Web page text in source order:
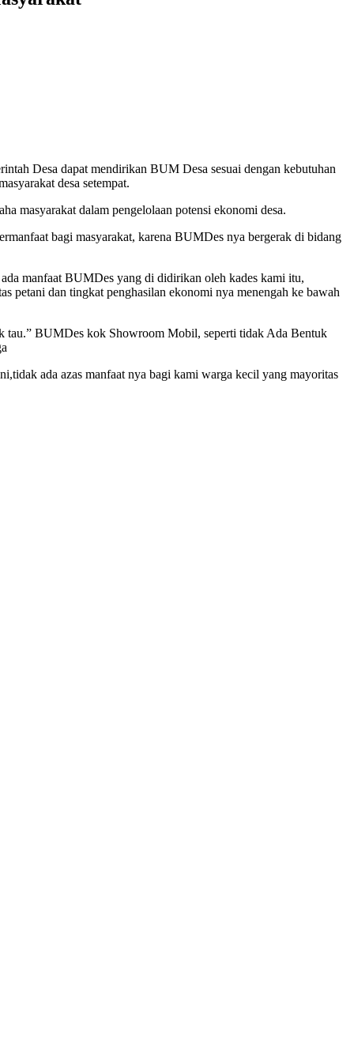
Desa dapat mendirikan BUM Desa sesuai dengan kebutuhan
desa setempat.
masyarakat dalam pengelolaan potensi ekonomi desa.
bagi masyarakat, karena BUMDes nya bergerak di bidang
manfaat BUMDes yang di didirikan oleh kades kami itu,
petani dan tingkat penghasilan ekonomi nya menengah ke bawah
tau.” BUMDes kok Showroom Mobil, seperti tidak Ada Bentuk
ada azas manfaat nya bagi kami warga kecil yang mayoritas